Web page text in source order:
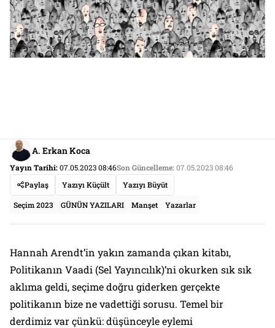
A. Erkan Koca
Yayın Tarihi:07.05.2023 08:46Son Güncelleme:07.05.2023 08:46
Paylaş
Yazıyı Küçült Yazıyı Büyüt
Seçim 2023 GÜNÜN YAZILARI Manşet Yazarlar
Hannah Arendt’in yakın zamanda çıkan kitabı,
Politikanın Vaadi (Sel Yayıncılık)’ni okurken sık sık
aklıma geldi, seçime doğru giderken gerçekte
politikanın bize ne vadettiği sorusu. Temel bir
derdimiz var çünkü: düşünceyle eylemi